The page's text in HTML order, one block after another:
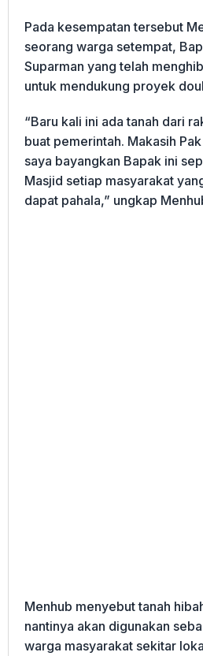
Pada kesempatan tersebut
seorang warga setempat,
Suparman yang telah
untuk mendukung proyek
“Baru kali ini ada tanah dari
buat pemerintah. Makasih
saya bayangkan Bapak ini
Masjid setiap masyarakat
dapat pahala,” ungkap
Menhub menyebut tanah
nantinya akan digunakan
warga masyarakat sekitar